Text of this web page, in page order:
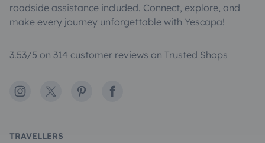
roadside assistance included. Connect, explore, and
make every journey unforgettable with Yescapa!
3.53/5 on 314 customer reviews on Trusted Shops
Instagram
X PinterestFacebook
TRAVELLERS